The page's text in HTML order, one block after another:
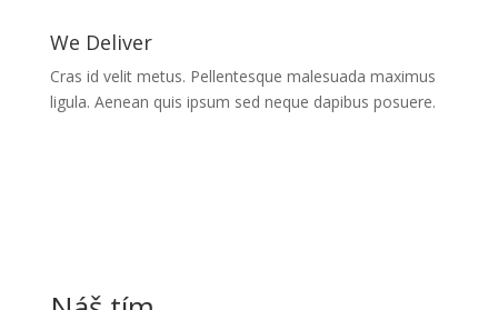
We Deliver
Cras id velit metus. Pellentesque malesuada maximus
ligula. Aenean quis ipsum sed neque dapibus posuere.